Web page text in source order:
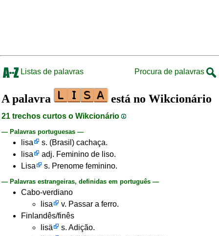
Listas de palavras Procura de palavras
A palavra está no Wikcionário
21 trechos curtos o Wikcionário
— Palavras portuguesas —
lisa
s. (Brasil) cachaça.
lisa
adj. Feminino de liso.
Lisa
s. Prenome feminino.
— Palavras estrangeiras, definidas em português —
Cabo-verdiano
lisa
v. Passar a ferro.
Finlandês/finês
lisä
s. Adição.